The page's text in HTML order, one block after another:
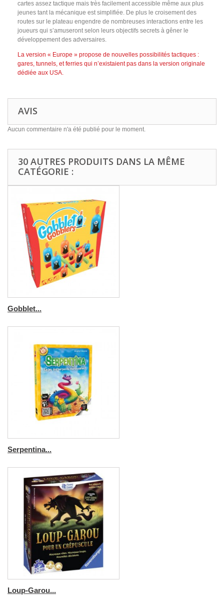
cartes assez tactique mais très facilement accessible même aux plus
jeunes tant la mécanique est simplifiée. De plus le croisement des
routes sur le plateau engendre de nombreuses interactions entre les
joueurs qui s’amuseront selon leurs objectifs secrets à gêner le
développement des adversaires.
La version « Europe » propose de nouvelles possibilités tactiques :
gares, tunnels, et ferries qui n’existaient pas dans la version originale
dédiée aux USA.
AVIS
Aucun commentaire n'a été publié pour le moment.
30 AUTRES PRODUITS DANS LA MÊME
CATÉGORIE :
Gobblet...
Serpentina...
Loup-Garou...